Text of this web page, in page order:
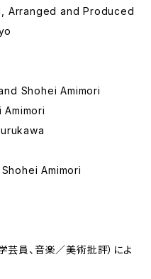
Arranged and Produced
Shohei Amimori
Amimori
芸員、音楽／美術批評）によ